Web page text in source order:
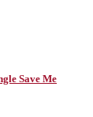
Save Me